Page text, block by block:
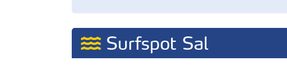
Surfspot Sal